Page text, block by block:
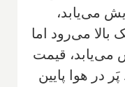
می‌یابد،
می‌رود اما
قیمت
در هوا پایین